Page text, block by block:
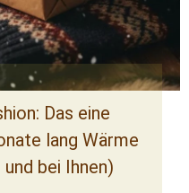
Das eine
lang Wärme
bei Ihnen)